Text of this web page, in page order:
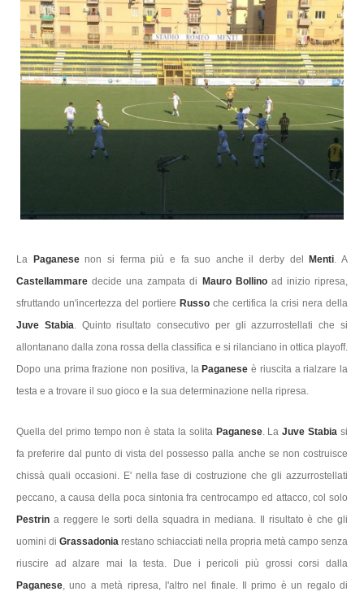
La Paganesenon si ferma più e fa suo anche il derby del Menti. A
Castellammare decide una zampata di Mauro Bollinoad inizio ripresa,
sfruttando un'incertezza del portiere Russo che certifica la crisi nera della
Juve Stabia. Quinto risultato consecutivo per gli azzurrostellati che si
allontanano dalla zona rossa della classifica e si rilanciano in ottica playoff.
Dopo una prima frazione non positiva, la Paganese è riuscita a rialzare la
testa e a trovare il suo gioco e la sua determinazione nella ripresa.
Quella del primo tempo non è stata la solita Paganese. LaJuve Stabiasi
fa preferire dal punto di vista del possesso palla anche se non costruisce
chissà quali occasioni. E' nella fase di costruzione che gli azzurrostellati
peccano, a causa della poca sintonia fra centrocampo ed attacco, col solo
Pestrin a reggere le sorti della squadra in mediana. Il risultato è che gli
uomini di Grassadonia restano schiacciati nella propria metà campo senza
riuscire ad alzare mai la testa. Due i pericoli più grossi corsi dalla
Paganese, uno a metà ripresa, l'altro nel finale. Il primo è un regalo di